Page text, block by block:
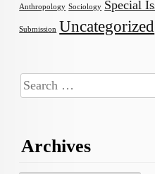
Anthropology Sociology Special
Submission Uncategorized
Search
for:
Archives